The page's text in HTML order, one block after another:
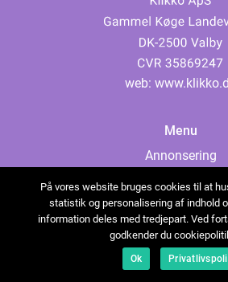
web:
Menu
Annonsering
Cookies
Kontakta oss
Sitemap
På vores website bruges cookies til at
statistik og personalisering af indhold
information deles med tredjepart. Ved
godkender du
Ok